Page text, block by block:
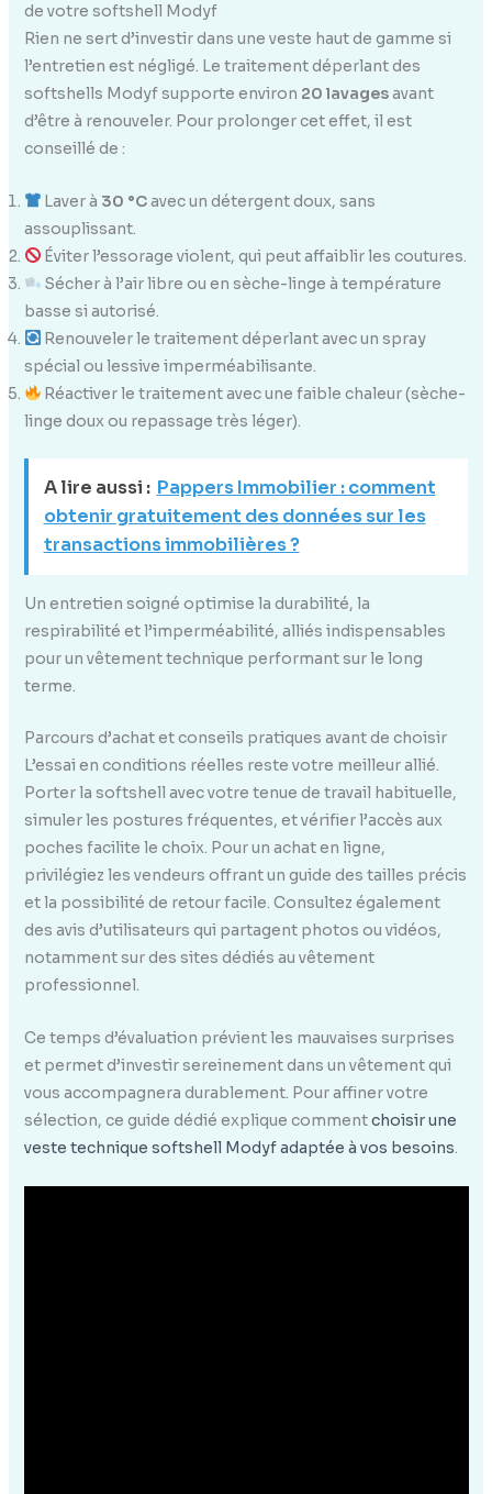
de votre softshell Modyf
Rien ne sert d’investir dans une veste haut de gamme si
l’entretien est négligé. Le traitement déperlant des
softshells Modyf supporte environ 20 lavagesavant
d’être à renouveler. Pour prolonger cet effet, il est
conseillé de :
Laver à 30 °Cavec un détergent doux, sans
assouplissant.
Éviter l’essorage violent, qui peut affaiblir les coutures.
Sécher à l’air libre ou en sèche-linge à température
basse si autorisé.
Renouveler le traitement déperlant avec un spray
spécial ou lessive imperméabilisante.
Réactiver le traitement avec une faible chaleur (sèche-
linge doux ou repassage très léger).
A lire aussi : Pappers Immobilier : comment
obtenir gratuitement des données sur les
transactions immobilières ?
Un entretien soigné optimise la durabilité, la
respirabilité et l’imperméabilité, alliés indispensables
pour un vêtement technique performant sur le long
terme.
Parcours d’achat et conseils pratiques avant de choisir
L’essai en conditions réelles reste votre meilleur allié.
Porter la softshell avec votre tenue de travail habituelle,
simuler les postures fréquentes, et vérifier l’accès aux
poches facilite le choix. Pour un achat en ligne,
privilégiez les vendeurs offrant un guide des tailles précis
et la possibilité de retour facile. Consultez également
des avis d’utilisateurs qui partagent photos ou vidéos,
notamment sur des sites dédiés au vêtement
professionnel.
Ce temps d’évaluation prévient les mauvaises surprises
et permet d’investir sereinement dans un vêtement qui
vous accompagnera durablement. Pour affiner votre
sélection, ce guide dédié explique commentchoisir une
veste technique softshell Modyf adaptée à vos besoins.